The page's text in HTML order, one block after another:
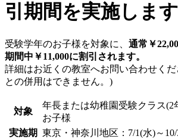
引期間を実施します
受験学年のお子様を対象に、 通常￥
期間中￥11,000に割引されます。
詳細はお近くの教室へお問い合わせく
との併用はできません。)
対象
年長または幼稚園受験クラス(2
お子様
実施期 東京・神奈川地区：7/1(水)～